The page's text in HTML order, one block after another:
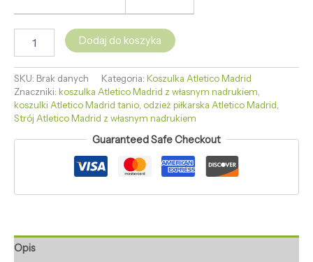
Dodaj do koszyka
SKU: Brak danych Kategoria: Koszulka Atletico Madrid
Znaczniki: koszulka Atletico Madrid z własnym nadrukiem,
koszulki Atletico Madrid tanio, odzież piłkarska Atletico Madrid,
Strój Atletico Madrid z własnym nadrukiem
Guaranteed Safe Checkout
Opis